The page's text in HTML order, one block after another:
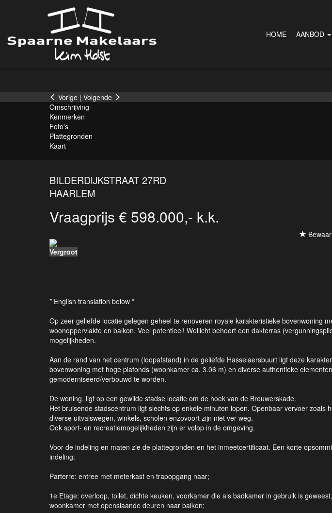
HOME AANBOD
Vorige | Volgende
Omschrijving
Kenmerken
Foto's
Plattegronden
Kaart
BILDERDIJKSTRAAT 27RD
HAARLEM
Vraagprijs € 598.000,- k.k.
Vergroot
* English translation below *
Op zeer geliefde locatie gelegen geheel te renoveren royale karakteristieke bovenwoning
woonoppervlakte en balkon. Veel potentieel! Wellicht behoort een dakterras
mogelijkheden.
Aan de rand van het centrum (loopafstand) in de geliefde Hasselaersbuurt ligt deze
bovenwoning met hoge plafonds (woonkamer ca. 3.06 m) en diverse authentieke
gemoderniseerd/verbouwd te worden.
De woning, ligt op een gewilde stadse locatie om de hoek van de Brouwerskade.
Het bruisende stadscentrum ligt slechts op enkele minuten lopen. Openbaar vervoer zoals
diverse uitvalswegen, winkels, scholen enzovoort zijn niet ver weg.
Ook sport- en recreatiemogelijkheden zijn er volop in de omgeving.
Voor de indeling en maten zie de plattegronden en het inmeetcertificaat. Een korte
indeling:
Parterre: entree met meterkast en trapopgang naar;
1e Etage: overloop, toilet, dichte keuken, voorkamer die als badkamer in gebruik is
woonkamer met openslaande deuren naar balkon;